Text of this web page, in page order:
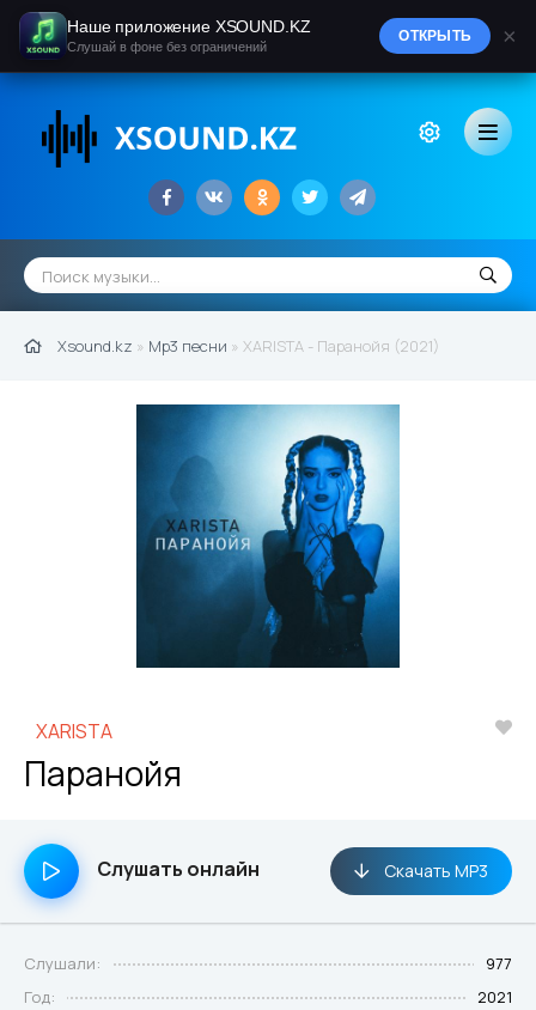
Xsound.kz » Mp3 песни » XARISTA - Паранойя (2021)
XARISTA
Паранойя
Слушать онлайн Скачать MP3
Слушали:
977
Год:
2021
Наше приложение XSOUND.KZ
Слушай в фоне без ограничений
ОТКРЫТЬ ×